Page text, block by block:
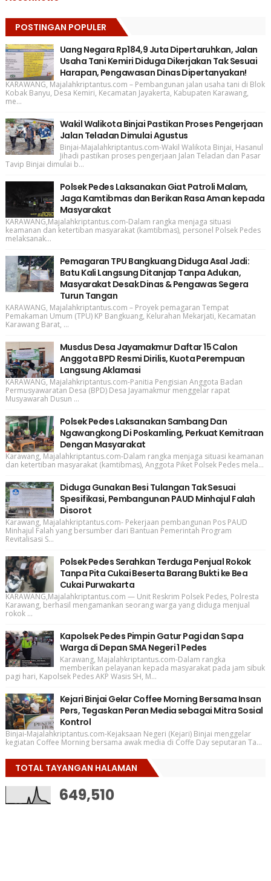
POSTINGAN POPULER
Uang Negara Rp184,9 Juta Dipertaruhkan, Jalan
Usaha Tani Kemiri Diduga Dikerjakan Tak Sesuai
Harapan, Pengawasan Dinas Dipertanyakan!
KARAWANG, Majalahkriptantus.com – Pembangunan jalan usaha tani di Blok
Kobak Banyu, Desa Kemiri, Kecamatan Jayakerta, Kabupaten Karawang,
me...
Wakil Walikota Binjai Pastikan Proses Pengerjaan
Jalan Teladan Dimulai Agustus
Binjai-Majalahkriptantus.com-Wakil Walikota Binjai, Hasanul
Jihadi pastikan proses pengerjaan Jalan Teladan dan Pasar
Tavip Binjai dimulai b...
Polsek Pedes Laksanakan Giat Patroli Malam,
Jaga Kamtibmas dan Berikan Rasa Aman kepada
Masyarakat
KARAWANG,Majalahkriptantus.com-Dalam rangka menjaga situasi
keamanan dan ketertiban masyarakat (kamtibmas), personel Polsek Pedes
melaksanak...
Pemagaran TPU Bangkuang Diduga Asal Jadi:
Batu Kali Langsung Ditanjap Tanpa Adukan,
Masyarakat Desak Dinas & Pengawas Segera
Turun Tangan
KARAWANG, Majalahkriptantus.com – Proyek pemagaran Tempat
Pemakaman Umum (TPU) KP Bangkuang, Kelurahan Mekarjati, Kecamatan
Karawang Barat, ...
Musdus Desa Jayamakmur Daftar 15 Calon
Anggota BPD Resmi Dirilis, Kuota Perempuan
Langsung Aklamasi
KARAWANG, Majalahkriptantus.com-Panitia Pengisian Anggota Badan
Permusyawaratan Desa (BPD) Desa Jayamakmur menggelar rapat
Musyawarah Dusun ...
Polsek Pedes Laksanakan Sambang Dan
Ngawangkong Di Poskamling, Perkuat Kemitraan
Dengan Masyarakat
Karawang, Majalahkriptantus.com-Dalam rangka menjaga situasi keamanan
dan ketertiban masyarakat (kamtibmas), Anggota Piket Polsek Pedes mela...
Diduga Gunakan Besi Tulangan Tak Sesuai
Spesifikasi, Pembangunan PAUD Minhajul Falah
Disorot
Karawang, Majalahkriptantus.com- Pekerjaan pembangunan Pos PAUD
Minhajul Falah yang bersumber dari Bantuan Pemerintah Program
Revitalisasi S...
Polsek Pedes Serahkan Terduga Penjual Rokok
Tanpa Pita Cukai Beserta Barang Bukti ke Bea
Cukai Purwakarta
KARAWANG,Majalahkriptantus.com — Unit Reskrim Polsek Pedes, Polresta
Karawang, berhasil mengamankan seorang warga yang diduga menjual
rokok ...
Kapolsek Pedes Pimpin Gatur Pagi dan Sapa
Warga di Depan SMA Negeri 1 Pedes
Karawang, Majalahkriptantus.com-Dalam rangka
memberikan pelayanan kepada masyarakat pada jam sibuk
pagi hari, Kapolsek Pedes AKP Wasis SH, M...
Kejari Binjai Gelar Coffee Morning Bersama Insan
Pers, Tegaskan Peran Media sebagai Mitra Sosial
Kontrol
Binjai-Majalahkriptantus.com-Kejaksaan Negeri (Kejari) Binjai menggelar
kegiatan Coffee Morning bersama awak media di Coffe Day seputaran Ta...
TOTAL TAYANGAN HALAMAN
649,510